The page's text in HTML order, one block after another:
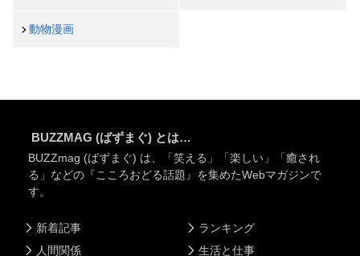
動物漫画
BUZZMAG (ばずまぐ) とは…
BUZZmag (ばずまぐ) は、「笑える」「楽しい」「癒され
る」などの『こころおどる話題』を集めたWebマガジンで
す。
新着記事
人間関係
ランキング
生活と仕事